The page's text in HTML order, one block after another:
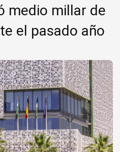
medio millar de
el pasado año